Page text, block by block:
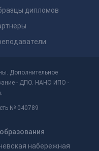
дипломов
Дополнительное
- ДПО. НАНО ИПО -
№ 040789
набережная